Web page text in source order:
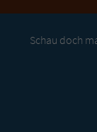
Schau doch